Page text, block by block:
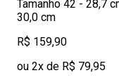
Tamanho 42 - 28,7
30,0 cm
R$ 159,90
ou 2x de R$ 79,95